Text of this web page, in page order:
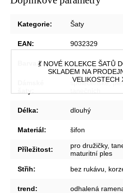
💃 NOVÉ KOLEKCE ŠATŮ
SKLADEM NA
VELIKOSTECH
Kategorie: Šaty
EAN: 9032329
: Modrá
společenské,
Délka: dlouhý
Materiál: šifon
Příležitost:
pro družičky,
maturitní ples
Střih: bez rukávu,
trend: odhalená